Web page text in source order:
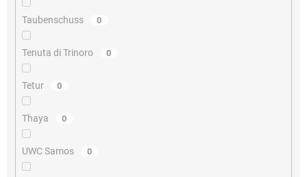
Taubenschuss 0
Tenuta di Trinoro 0
Tetur 0
Thaya 0
UWC Samos 0